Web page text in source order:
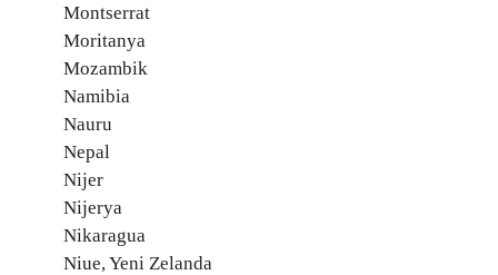
Montserrat
Moritanya
Mozambik
Namibia
Nauru
Nepal
Nijer
Nijerya
Nikaragua
Niue, Yeni Zelanda